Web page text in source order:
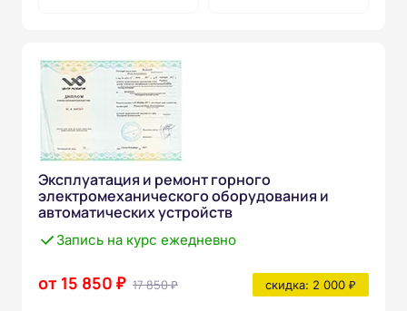
Эксплуатация и ремонт горного
электромеханического оборудования и
автоматических устройств
Запись на курс ежедневно
от 15 850 ₽ 17 850 ₽ скидка: 2 000 ₽